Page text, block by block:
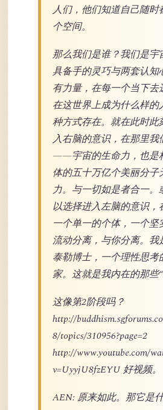
人们，他们知道自己随时
个空间。
那么我们是谁？我们是宇
具备手的灵巧与两套认知
有力量，在每一个当下去
在这世界上成为什么样的
种方式存在。就在此时此
入右脑的意识，在那里
——宇宙的生命力，也是
体的五十万亿个美丽分子
力。与一切如是者合一。
以选择进入左脑的意识，
一个单一的个体，一个坚
流动分离，与你分离。我
泰勒博士，一个理性思考
家。这就是我内在的那些“
这像第2阶段吗？
http://
8/topics/310956?page=2
http://www.youtube.com/
v=UyyjU8fzEYU 好视频。
AEN: 原来如此。那它是